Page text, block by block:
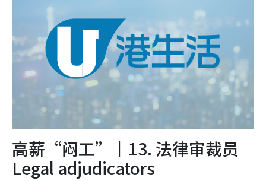
高薪“闷工”｜13. 法律审裁员
Legal adjudicators